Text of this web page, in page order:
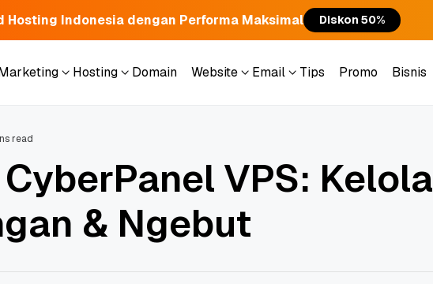
Hosting Indonesia dengan Performa Maksimal Diskon 50%
Hosting
Domain
Website
Email
Tips
Promo
Bisnis
read
VPS: Kelola
& Ngebut